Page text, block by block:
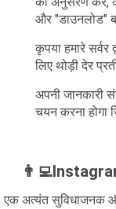
और "डाउनलोड"
कृपया हमारे
लिए थोड़ी देर
अपनी जानकारी
चयन करना होगा
एक अत्यंत सुविधाजनक